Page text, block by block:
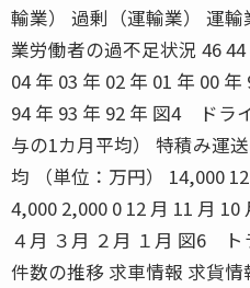
輸業） 過剰（運輸業） 運
業労働者の過不足状況 46 44
04 年 03 年 02 年 01 年 00
94 年 93 年 92 年 図4 ドラ
与の1カ月平均） 特積み運
均 （単位：万円） 14,000
4,000 2,000 0 12 月 11 月
４月 ３月 ２月 １月 図6
件数の推移 求車情報 求貨